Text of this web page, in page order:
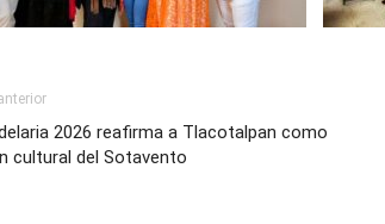
2026 reafirma a Tlacotalpan como
cultural del Sotavento